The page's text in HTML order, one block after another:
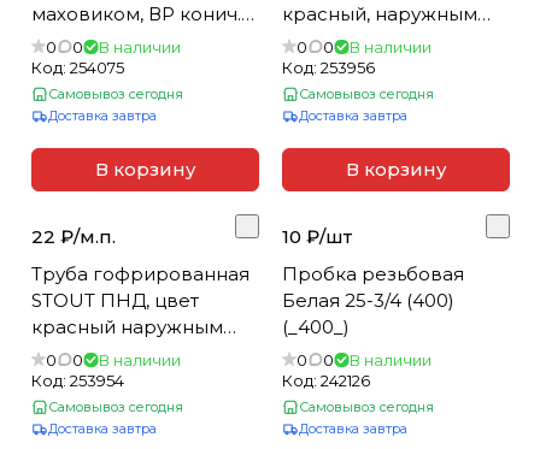
маховиком, ВР конич.
уплотн. с НГ 1/2
0 0
В наличии
Код: 254075
Самовывоз сегодня
Доставка завтра
В корзину
красный, наружным
DN28 мм для труб d=20
мм (бухта 50м)
0 0
В наличии
Код: 253956
Самовывоз сегодня
Доставка завтра
В корзину
22 ₽/м.п.
Труба гофрированная
STOUT ПНД, цвет
красный наружным
DN23 мм для труб d=16
мм (бухта 50м) (_1_)
0 0
В наличии
Код: 253954
Самовывоз сегодня
Доставка завтра
10 ₽/шт
Пробка резьбовая
Белая 25-3/4 (400)
(_400_)
0 0
В наличии
Код: 242126
Самовывоз сегодня
Доставка завтра